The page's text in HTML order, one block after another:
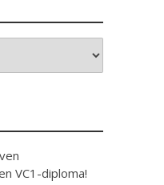
VC1-diploma!